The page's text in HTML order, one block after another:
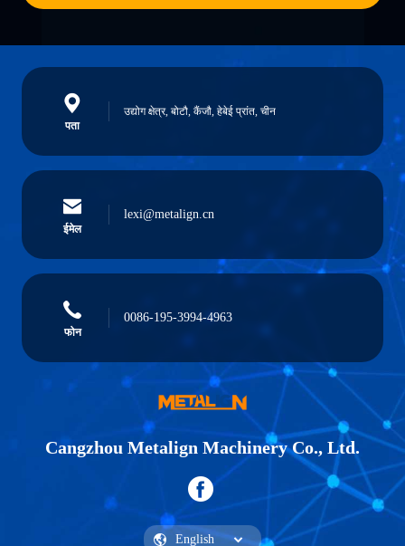
पता
उद्योग क्षेत्र, बोटौ, कैंजौ, हेबेई प्रांत, चीन
ईमेल
lexi@metalign.cn
फोन
0086-195-3994-4963
Cangzhou Metalign Machinery Co., Ltd.